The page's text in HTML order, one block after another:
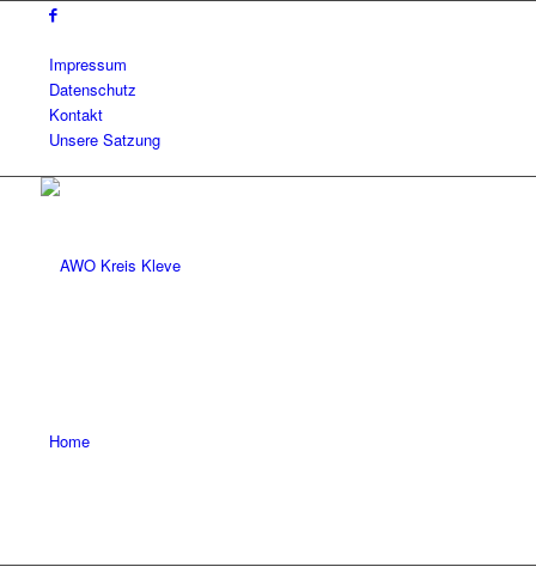
Impressum
Datenschutz
Kontakt
Unsere Satzung
Home